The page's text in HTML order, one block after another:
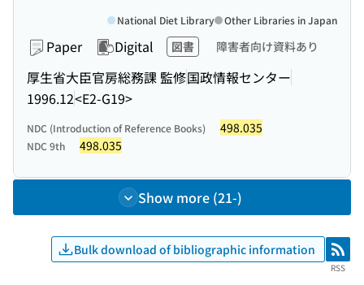
Paper Digital 図書 障害者向け資料あり
厚生省大臣官房総務課 監修国政情報センター
1996.12<E2-G19>
National Diet Library Other Libraries in Japan
NDC (Introduction of Reference Books) 498.035
NDC 9th 498.035
Show more (21-)
Bulk download of bibliographic information RSS
RSS